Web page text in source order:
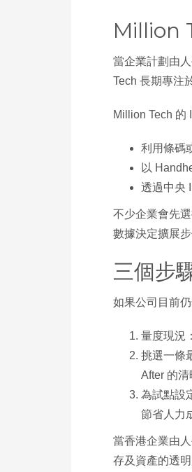
Million
當企業計劃由
Tech 長期專注
Million Tech 的
利用條碼
以
透過中央
不少企業會先
數據決定擴展
三個步
如果公司目前
量度現況
挑選一條
After 的清
為試點設
節省人力
當香港企業由
存及資產的透